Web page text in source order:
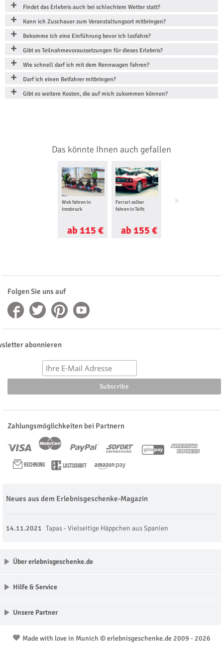
Findet das Erlebnis auch bei schlechtem Wetter statt?
Kann ich Zuschauer zum Veranstaltungsort mitbringen?
Bekomme ich eine Einführung bevor ich losfahre?
Gibt es Teilnahmevoraussetzungen für dieses Erlebnis?
Wie schnell darf ich mit dem Rennwagen fahren?
Darf ich einen Beifahrer mitbringen?
Gibt es weitere Kosten, die auf mich zukommen können?
Das könnte Ihnen auch gefallen
Wok fahren in
Innsbruck
ab 115 €
Ferrari selber
fahren in Telfs
ab 155 €
Rallye-Taxi in
Folgen Sie uns auf
abonnieren
Zahlungsmöglichkeiten bei Partnern
Neues aus dem Erlebnisgeschenke-Magazin
14.11.2021 Tapas - Vielseitige Häppchen aus Spanien
Über erlebnisgeschenke.de
Hilfe & Service
Unsere Partner
Made with love in Munich © erlebnisgeschenke.de 2009 - 2026